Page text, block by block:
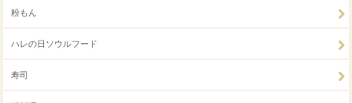
粉もん
ハレの日ソウルフード
寿司